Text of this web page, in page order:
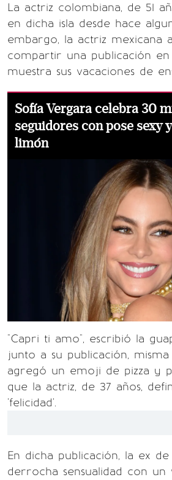
La actriz colombiana, de 51
en dicha isla desde hace
embargo, la actriz mexicana
compartir una publicación
muestra sus vacaciones de
Sofía Vergara celebra 30
seguidores con pose sexy
limón
"Capri ti amo", escribió la
junto a su publicación,
agregó un emoji de pizza y
que la actriz, de 37 años,
'felicidad'.
En dicha publicación, la ex
derrocha sensualidad con un